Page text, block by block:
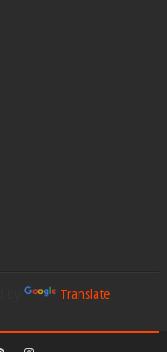
Translate